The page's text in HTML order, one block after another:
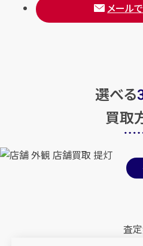
メール
選べる
買取
査